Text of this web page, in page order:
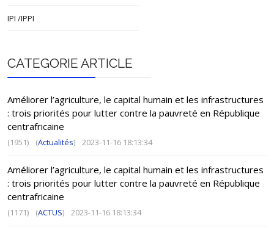
IPI /IPPI
CATEGORIE ARTICLE
Améliorer l’agriculture, le capital humain et les infrastructures
: trois priorités pour lutter contre la pauvreté en République
centrafricaine
(1951) (Actualités) 2023-11-16 18:13:34
Améliorer l’agriculture, le capital humain et les infrastructures
: trois priorités pour lutter contre la pauvreté en République
centrafricaine
(1171) (ACTUS) 2023-11-16 18:13:34